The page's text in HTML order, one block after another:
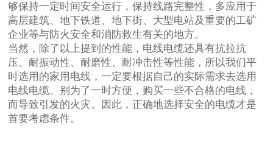
够保持一定时间安全运行，保持线路完整性，多应用于
高层建筑、地下铁道、地下街、大型电站及重要的工矿
企业等与防火安全和消防救生有关的地方。
当然，除了以上提到的性能，电线电缆还具有抗拉抗
压、耐振动性、耐磨性、耐冲击性等性能，所以我们平
时选用的家用电线，一定要根据自己的实际需求去选用
电线电缆。别为了一时方便，购买一些不合格的电线，
而导致引发的火灾。因此，正确地选择安全的电缆才是
首要考虑条件。